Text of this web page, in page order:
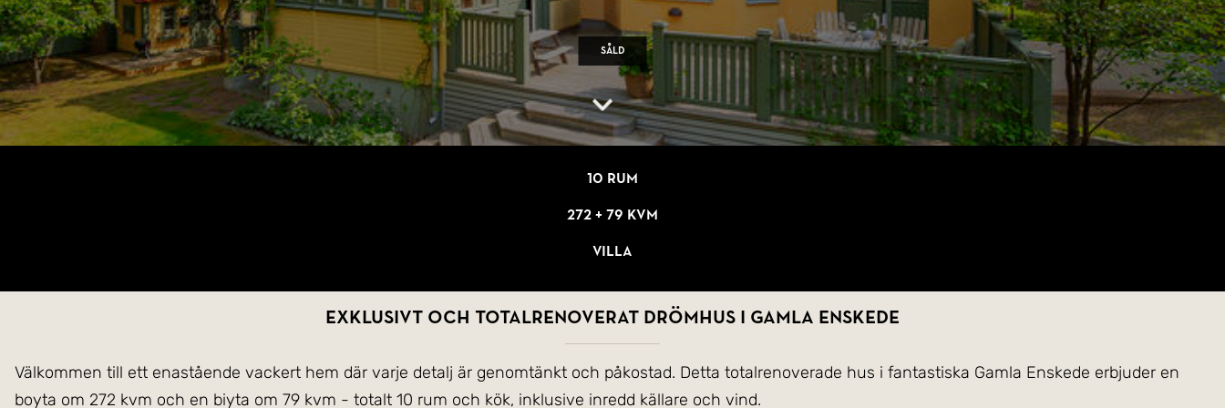
Såld
10 rum
272 + 79 kvm
Villa
Exklusivt och totalrenoverat drömhus i Gamla Enskede
Välkommen till ett enastående vackert hem där varje detalj är genomtänkt och påkostad. Detta totalrenoverade hus i fantastiska Gamla Enskede erbjuder en
boyta om 272 kvm och en biyta om 79 kvm - totalt 10 rum och kök, inklusive inredd källare och vind.